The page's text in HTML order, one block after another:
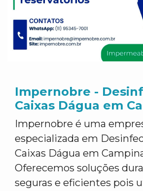
Impernobre -
Caixas Dágua em
Impernobre é uma
especializada em
Caixas Dágua em
Oferecemos soluções
seguras e eficientes pois